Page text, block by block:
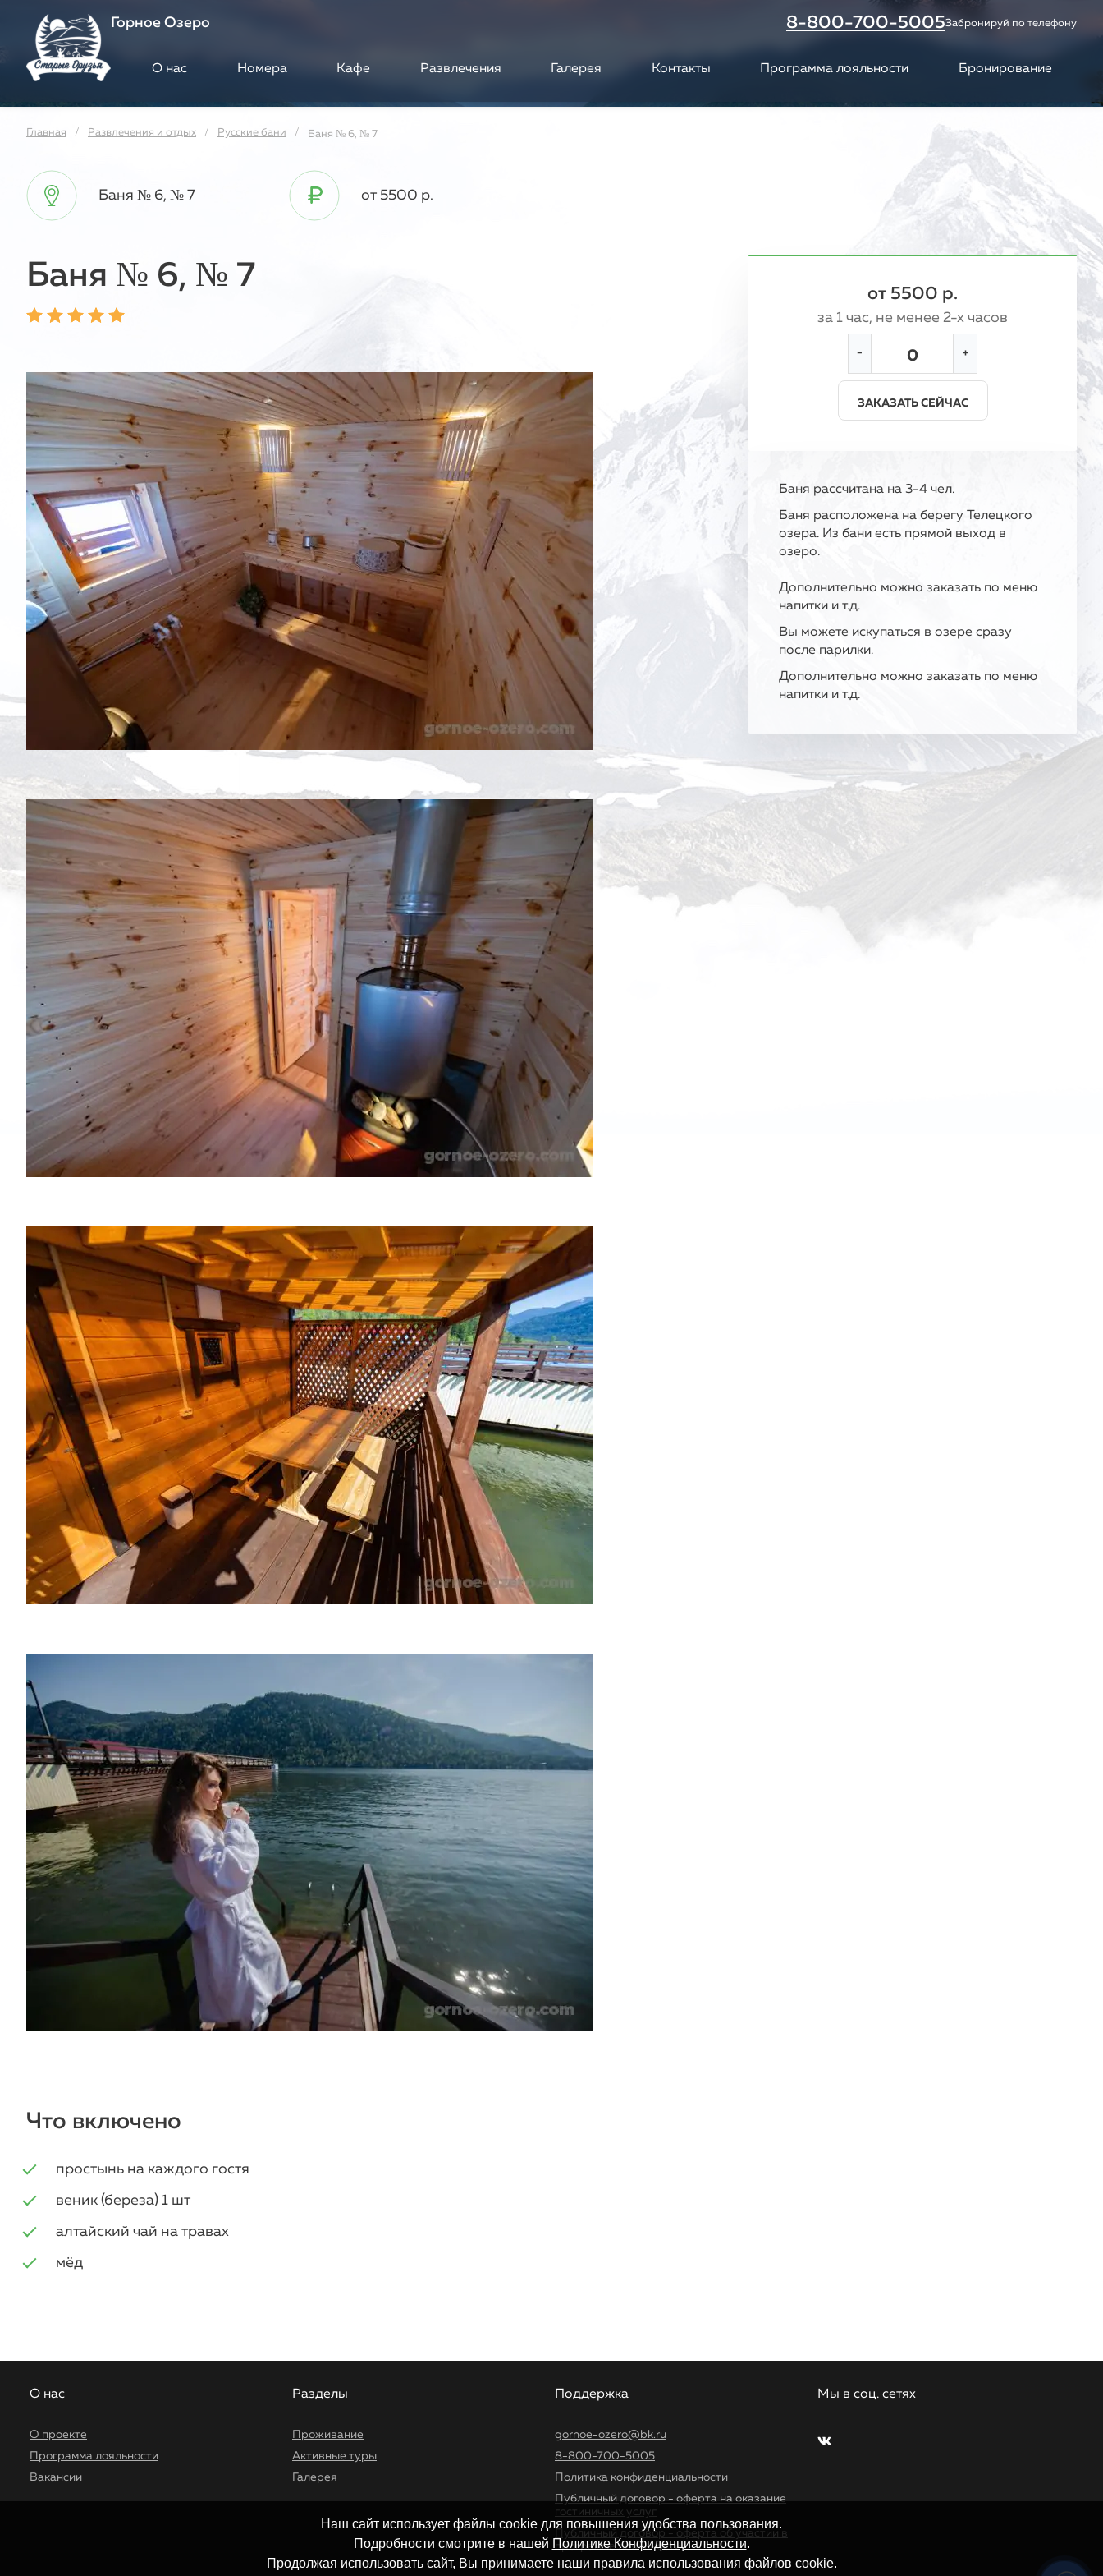
Горное Озеро 8-800-700-5005Забронируй по телефону
О нас Номера Кафе Развлечения Галерея Контакты Программа лояльности Бронирование
Главная Развлечения и отдых Русские бани Баня № 6, № 7
Баня № 6, № 7 от 5500 р.
Баня № 6, № 7
Что включено
простынь на каждого гостя
веник (береза) 1 шт
алтайский чай на травах
мёд
от 5500 р.
за 1 час, не менее 2-х часов
− +
ЗАКАЗАТЬ СЕЙЧАС
Баня рассчитана на 3-4 чел.
Баня расположена на берегу Телецкого
озера. Из бани есть прямой выход в
озеро.
Дополнительно можно заказать по меню
напитки и т.д.
Вы можете искупаться в озере сразу
после парилки.
Дополнительно можно заказать по меню
напитки и т.д.
О нас
О проекте
Программа лояльности
Вакансии
Разделы
Проживание
Активные туры
Галерея
Поддержка
gornoe-ozero@bk.ru
8-800-700-5005
Политика конфиденциальности
Публичный договор - оферта на оказание
гостиничных услуг
Публичный договор - оферта об участии в
программе лояльности
Мы в соц. сетях
Наш сайт использует файлы cookie для повышения удобства пользования.
Подробности смотрите в нашей Политике Конфиденциальности.
Продолжая использовать сайт, Вы принимаете наши правила использования файлов cookie.